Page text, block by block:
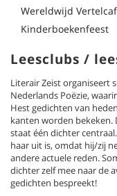
Wereldwijd
Kinderboekenfeest
Leesclubs /
Literair Zeist organiseert
Nederlands Poëzie,
Hest gedichten van
kanten worden bekeken.
staat één dichter
haar uit is, omdat hij/zij
andere actuele reden.
dichter zelf mee naar de
gedichten bespreekt!